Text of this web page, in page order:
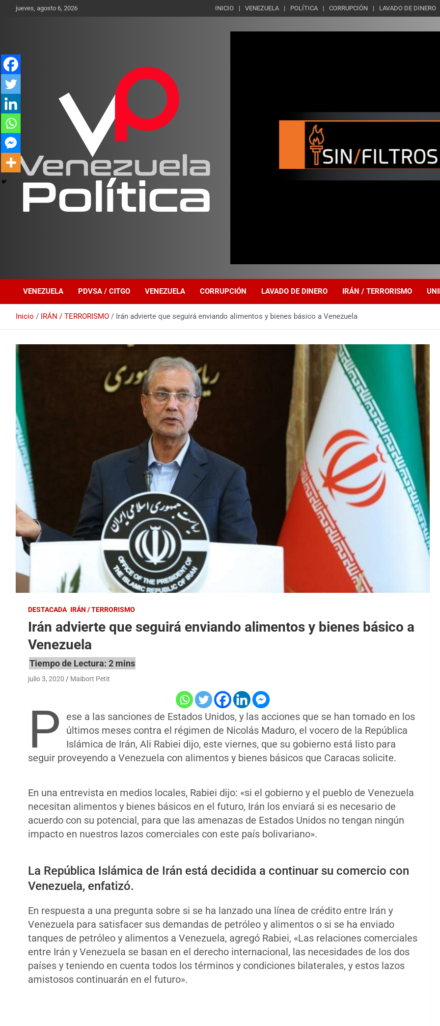
Saltarjueves, agosto 6, 2026 INICIO VENEZUELA POLÍTICA CORRUPCIÓN LAVADO DE DINERO
VENEZUELA PDVSA / CITGO VENEZUELA CORRUPCIÓN LAVADO DE DINERO IRÁN / TERRORISMO
Inicio IRÁN / TERRORISMO Irán advierte que seguirá enviando alimentos y bienes básico a Venezuela
DESTACADA IRÁN / TERRORISMO
Irán advierte que seguirá enviando alimentos y bienes básico a
Venezuela
julio 3, 2020 Maibort Petit
P
ese a las sanciones de Estados Unidos, y las acciones que se han tomado en los
últimos meses contra el régimen de Nicolás Maduro, el vocero de la República
Islámica de Irán, Ali Rabiei dijo, este viernes, que su gobierno está listo para
seguir proveyendo a Venezuela con alimentos y bienes básicos que Caracas solicite.
En una entrevista en medios locales, Rabiei dijo: «si el gobierno y el pueblo de Venezuela
necesitan alimentos y bienes básicos en el futuro, Irán los enviará si es necesario de
acuerdo con su potencial, para que las amenazas de Estados Unidos no tengan ningún
impacto en nuestros lazos comerciales con este país bolivariano».
La República Islámica de Irán está decidida a continuar su comercio con
Venezuela, enfatizó.
En respuesta a una pregunta sobre si se ha lanzado una línea de crédito entre Irán y
Venezuela para satisfacer sus demandas de petróleo y alimentos o si se ha enviado
tanques de petróleo y alimentos a Venezuela, agregó Rabiei, «Las relaciones comerciales
entre Irán y Venezuela se basan en el derecho internacional, las necesidades de los dos
países y teniendo en cuenta todos los términos y condiciones bilaterales, y estos lazos
amistosos continuarán en el futuro».